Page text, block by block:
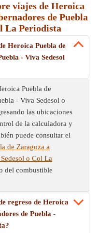
viajes de Heroica
de Puebla
La Periodista
Heroica Puebla de
- Viva Sedesol
Puebla de
- Viva Sedesol o
las ubicaciones
de la calculadora y
puede consultar el
de Zaragoza a
o Col La
del combustible
regreso de Heroica
de Puebla -